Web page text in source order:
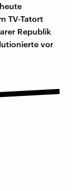
TV-Tatort
Republik
vor